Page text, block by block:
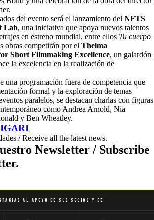
del evento será el lanzamiento del NFTS
Lab, una iniciativa que apoya nuevos talentos
en estreno mundial, entre ellos Tu cuerpo
obras competirán por el Thelma
Short Filmmaking Excellence, un galardón
la excelencia en la realización de
una programación fuera de competencia que
formal y la exploración de temas
paralelos, se destacan charlas con figuras
como Andrea Arnold, Nia
y Ben Wheatley.
/ Receive all the latest news.
Newsletter / Subscribe
al apoyo de sus socios y de